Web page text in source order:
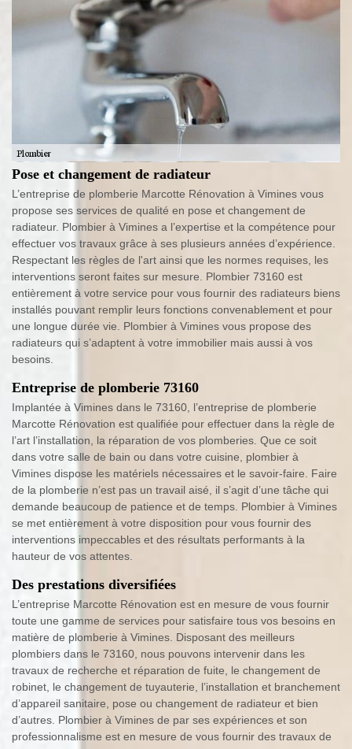
Pose et changement de radiateur
L’entreprise de plomberie Marcotte Rénovation à Vimines vous
propose ses services de qualité en pose et changement de
radiateur. Plombier à Vimines a l’expertise et la compétence pour
effectuer vos travaux grâce à ses plusieurs années d’expérience.
Respectant les règles de l'art ainsi que les normes requises, les
interventions seront faites sur mesure. Plombier 73160 est
entièrement à votre service pour vous fournir des radiateurs biens
installés pouvant remplir leurs fonctions convenablement et pour
une longue durée vie. Plombier à Vimines vous propose des
radiateurs qui s’adaptent à votre immobilier mais aussi à vos
besoins.
Entreprise de plomberie 73160
Implantée à Vimines dans le 73160, l’entreprise de plomberie
Marcotte Rénovation est qualifiée pour effectuer dans la règle de
l’art l’installation, la réparation de vos plomberies. Que ce soit
dans votre salle de bain ou dans votre cuisine, plombier à
Vimines dispose les matériels nécessaires et le savoir-faire. Faire
de la plomberie n’est pas un travail aisé, il s’agit d’une tâche qui
demande beaucoup de patience et de temps. Plombier à Vimines
se met entièrement à votre disposition pour vous fournir des
interventions impeccables et des résultats performants à la
hauteur de vos attentes.
Des prestations diversifiées
L’entreprise Marcotte Rénovation est en mesure de vous fournir
toute une gamme de services pour satisfaire tous vos besoins en
matière de plomberie à Vimines. Disposant des meilleurs
plombiers dans le 73160, nous pouvons intervenir dans les
travaux de recherche et réparation de fuite, le changement de
robinet, le changement de tuyauterie, l’installation et branchement
d’appareil sanitaire, pose ou changement de radiateur et bien
d’autres. Plombier à Vimines de par ses expériences et son
professionnalisme est en mesure de vous fournir des travaux de